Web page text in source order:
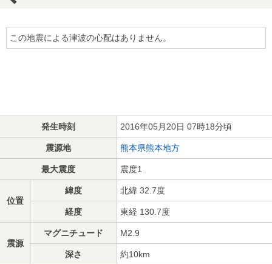
この地震による津波の心配はありません。
発生時刻 2016年05月20日 07時18分頃
震源地 熊本県熊本地方
最大震度 震度1
位置
緯度 北緯 32.7度
経度 東経 130.7度
震源
マグニチュード M2.9
深さ 約10km